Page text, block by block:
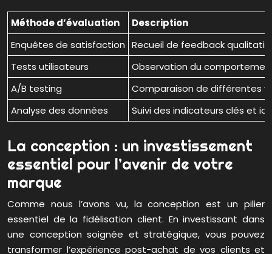
Méthode d’évaluation
Description
Enquêtes de satisfaction Recueil de feedback
Tests utilisateurs
Observation du
A/B testing
Comparaison de différentes
Analyse des données
Suivi des indicateurs clés et
La conception : un investissement
essentiel pour l’avenir de votre
marque
Comme nous l’avons vu, la conception est un pilier
essentiel de la fidélisation client. En investissant dans
une conception soignée et stratégique, vous pouvez
transformer l’expérience post-achat de vos clients et